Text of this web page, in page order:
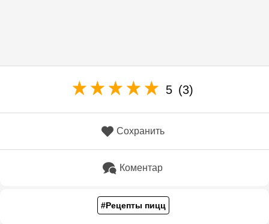
5 (3)
Сохранить
Коментар
#Рецепты пицц